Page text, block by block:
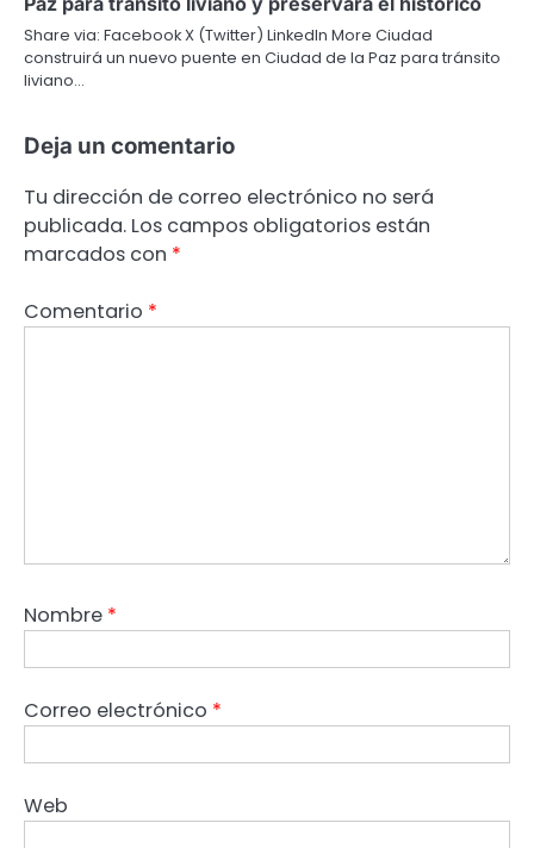
Share via: Facebook X (Twitter) LinkedIn More Ciudad
construirá un nuevo puente en Ciudad de la Paz para tránsito
liviano…
Deja un comentario
Tu dirección de correo electrónico no será
publicada. Los campos obligatorios están
marcados con *
Comentario *
Nombre *
Correo electrónico *
Web